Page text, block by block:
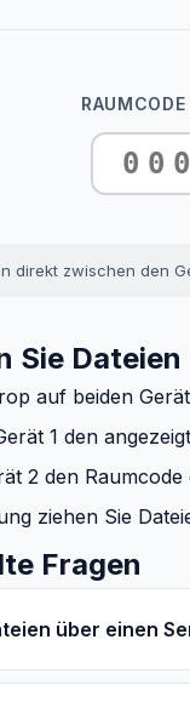
direkt zwischen den
Sie Dateien
auf beiden
1 den
2 den
ziehen Sie
Fragen
über einen